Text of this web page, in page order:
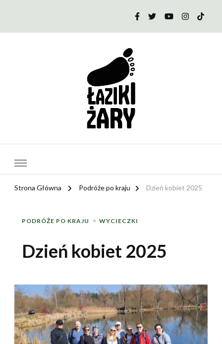
Strona Główna Podróże po kraju Dzień kobiet 2025
PODRÓŻE PO KRAJU WYCIECZKI
Dzień kobiet 2025